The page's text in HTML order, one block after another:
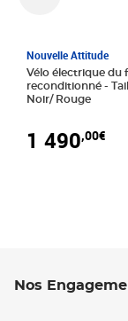
Nouvelle Attitude
Vélo électrique du
reconditionné - Taille normale -
Noir/ Rouge
1 490,00€
Nos